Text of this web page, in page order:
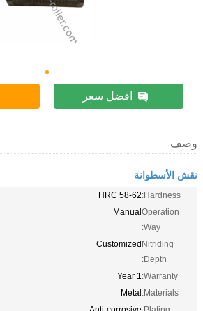
افضل سعر
وصف
نقش الأسطوانة
Hardness:
HRC 58-62
Operation
Way:
Manual
Nitriding
Depth:
Customized
Warranty:
1 Year
Materials:
Metal